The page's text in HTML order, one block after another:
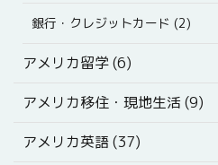
銀行・クレジットカード (2)
アメリカ留学 (6)
アメリカ移住・現地生活 (9)
アメリカ英語 (37)